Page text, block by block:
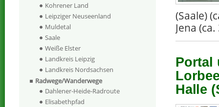
(Saale)
Jena
Portal
Halle
Kohrener Land
Leipziger Neuseenland
Muldetal
Saale
Weiße Elster
Landkreis Leipzig
Landkreis Nordsachsen
Radwege/Wanderwege
Dahlener-Heide-Radroute
Elisabethpfad